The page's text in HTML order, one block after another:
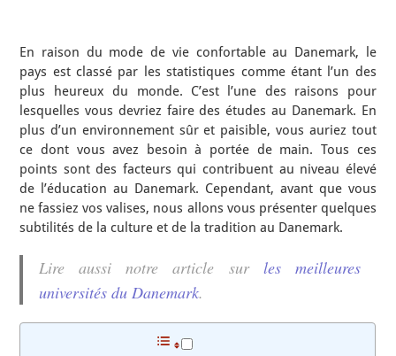
En raison du mode de vie confortable au Danemark, le
pays est classé par les statistiques comme étant l’un des
plus heureux du monde. C’est l’une des raisons pour
lesquelles vous devriez faire des études au Danemark. En
plus d’un environnement sûr et paisible, vous auriez tout
ce dont vous avez besoin à portée de main. Tous ces
points sont des facteurs qui contribuent au niveau élevé
de l’éducation au Danemark. Cependant, avant que vous
ne fassiez vos valises, nous allons vous présenter quelques
subtilités de la culture et de la tradition au Danemark.
Lire aussi notre article sur les meilleures
universités du Danemark.